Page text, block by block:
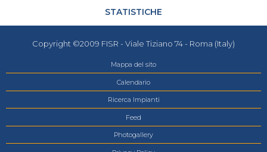
STATISTICHE
Copyright ©2009 FISR - Viale Tiziano 74 - Roma (Italy)
Mappa del sito
Calendario
Ricerca Impianti
Feed
Photogallery